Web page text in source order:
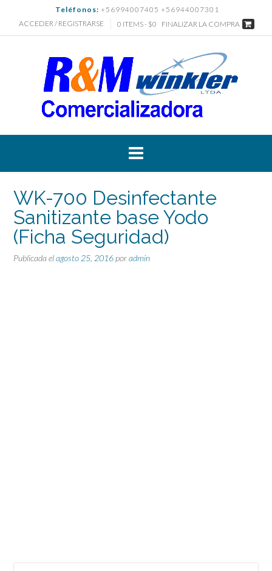
contenido
Teléfonos: +56994007405 +56944007301
ACCEDER / REGISTRARSE
0 ITEMS - $0 FINALIZAR LA COMPRA
WK-700 Desinfectante
Sanitizante base Yodo
(Ficha Seguridad)
Publicada elagosto 25, 2016poradmin